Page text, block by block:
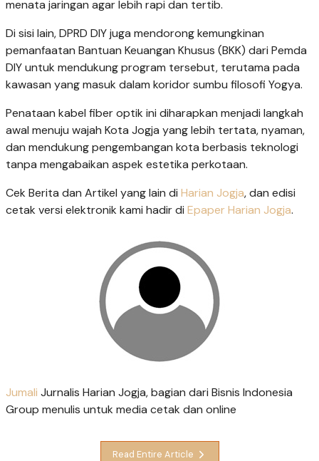
menata jaringan agar lebih rapi dan tertib.
Di sisi lain, DPRD DIY juga mendorong kemungkinan
pemanfaatan Bantuan Keuangan Khusus (BKK) dari Pemda
DIY untuk mendukung program tersebut, terutama pada
kawasan yang masuk dalam koridor sumbu filosofi Yogya.
Penataan kabel fiber optik ini diharapkan menjadi langkah
awal menuju wajah Kota Jogja yang lebih tertata, nyaman,
dan mendukung pengembangan kota berbasis teknologi
tanpa mengabaikan aspek estetika perkotaan.
Cek Berita dan Artikel yang lain di Harian Jogja, dan edisi
cetak versi elektronik kami hadir di Epaper Harian Jogja.
Jumali Jurnalis Harian Jogja, bagian dari Bisnis Indonesia
Group menulis untuk media cetak dan online
Read Entire Article